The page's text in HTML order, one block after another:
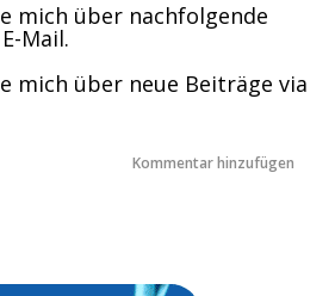
mich über nachfolgende
Mail.
mich über neue Beiträge via